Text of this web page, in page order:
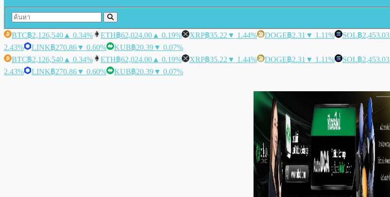
BTC฿2,126,540 ▲ 0.34% ETH฿62,024.00 ▲ 0.19% XRP฿35.22 ▼ 1.44% DOGE฿2.31 ▼ 1.11% SOL฿2,453.03
2.43%
LINK฿270.86▼ 0.60% KUB฿20.39▼ 0.07%
BTC฿2,126,540 ▲ 0.34% ETH฿62,024.00 ▲ 0.19% XRP฿35.22 ▼ 1.44% DOGE฿2.31 ▼ 1.11% SOL฿2,453.03
2.43%
LINK฿270.86▼ 0.60% KUB฿20.39▼ 0.07%